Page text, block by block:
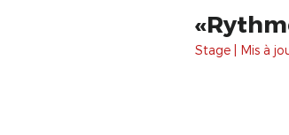
Stage | Mis à